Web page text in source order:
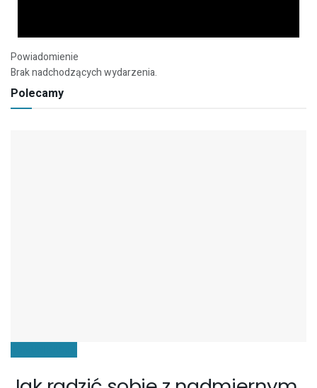
Powiadomienie
Brak nadchodzących wydarzenia.
Polecamy